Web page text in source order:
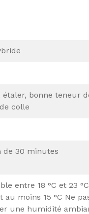
étaler, bonne teneur
colle
de 30 minutes
entre 18 °C et 23 °C
au moins 15 °C Ne
une humidité